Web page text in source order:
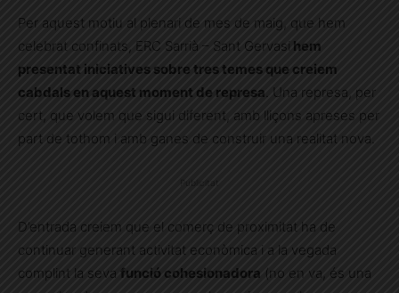
Per aquest motiu al plenari de mes de maig, que hem
celebrat confinats, ERC Sarrià – Sant Gervasi hem
presentat iniciatives sobre tres temes que creiem
cabdals en aquest moment de represa. Una represa, per
cert, que volem que sigui diferent, amb lliçons apreses per
part de tothom i amb ganes de construir una realitat nova.
D’entrada creiem que el comerç de proximitat ha de
continuar generant activitat econòmica i a la vegada
complint la seva funció cohesionadora (no en va, és una